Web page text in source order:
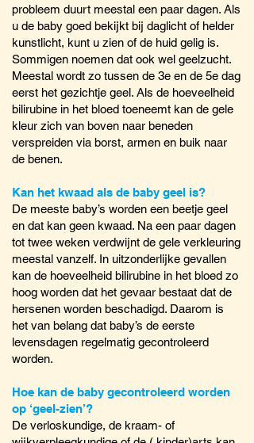
probleem duurt meestal een paar dagen. Als
u de baby goed bekijkt bij daglicht of helder
kunstlicht, kunt u zien of de huid gelig is.
Sommigen noemen dat ook wel geelzucht.
Meestal wordt zo tussen de 3e en de 5e dag
eerst het gezichtje geel. Als de hoeveelheid
bilirubine in het bloed toeneemt kan de gele
kleur zich van boven naar beneden
verspreiden via borst, armen en buik naar
de benen.
Kan het kwaad als de baby geel is?
De meeste baby’s worden een beetje geel
en dat kan geen kwaad. Na een paar dagen
tot twee weken verdwijnt de gele verkleuring
meestal vanzelf. In uitzonderlijke gevallen
kan de hoeveelheid bilirubine in het bloed zo
hoog worden dat het gevaar bestaat dat de
hersenen worden beschadigd. Daarom is
het van belang dat baby’s de eerste
levensdagen regelmatig gecontroleerd
worden.
Hoe kan de baby gecontroleerd worden
op ‘geel-zien’?
De verloskundige, de kraam- of